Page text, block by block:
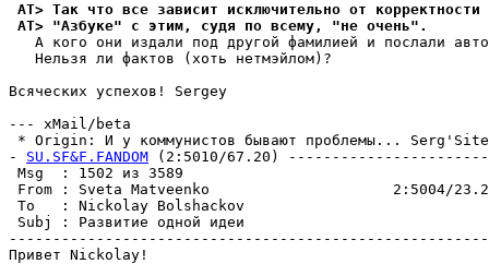
AT> Так что все зависит исключительно от
AT> "Азбуке" с этим, судя по всему, "не очень".
А кого они издали под другой фамилией и послали
   Hельзя ли фактов (хоть нетмэйлом)?
Всяческих успехов! Sergey
--- xMail/beta
* Origin: И у коммунистов бывают проблемы...
- SU.SF&F.FANDOM (2:5010/67.20)
Msg  : 1502
From : Sveta Matveenko                     2:5004/
To   : Nickolay Bolshackov
Subj : Развитие
Привет Nickolay!